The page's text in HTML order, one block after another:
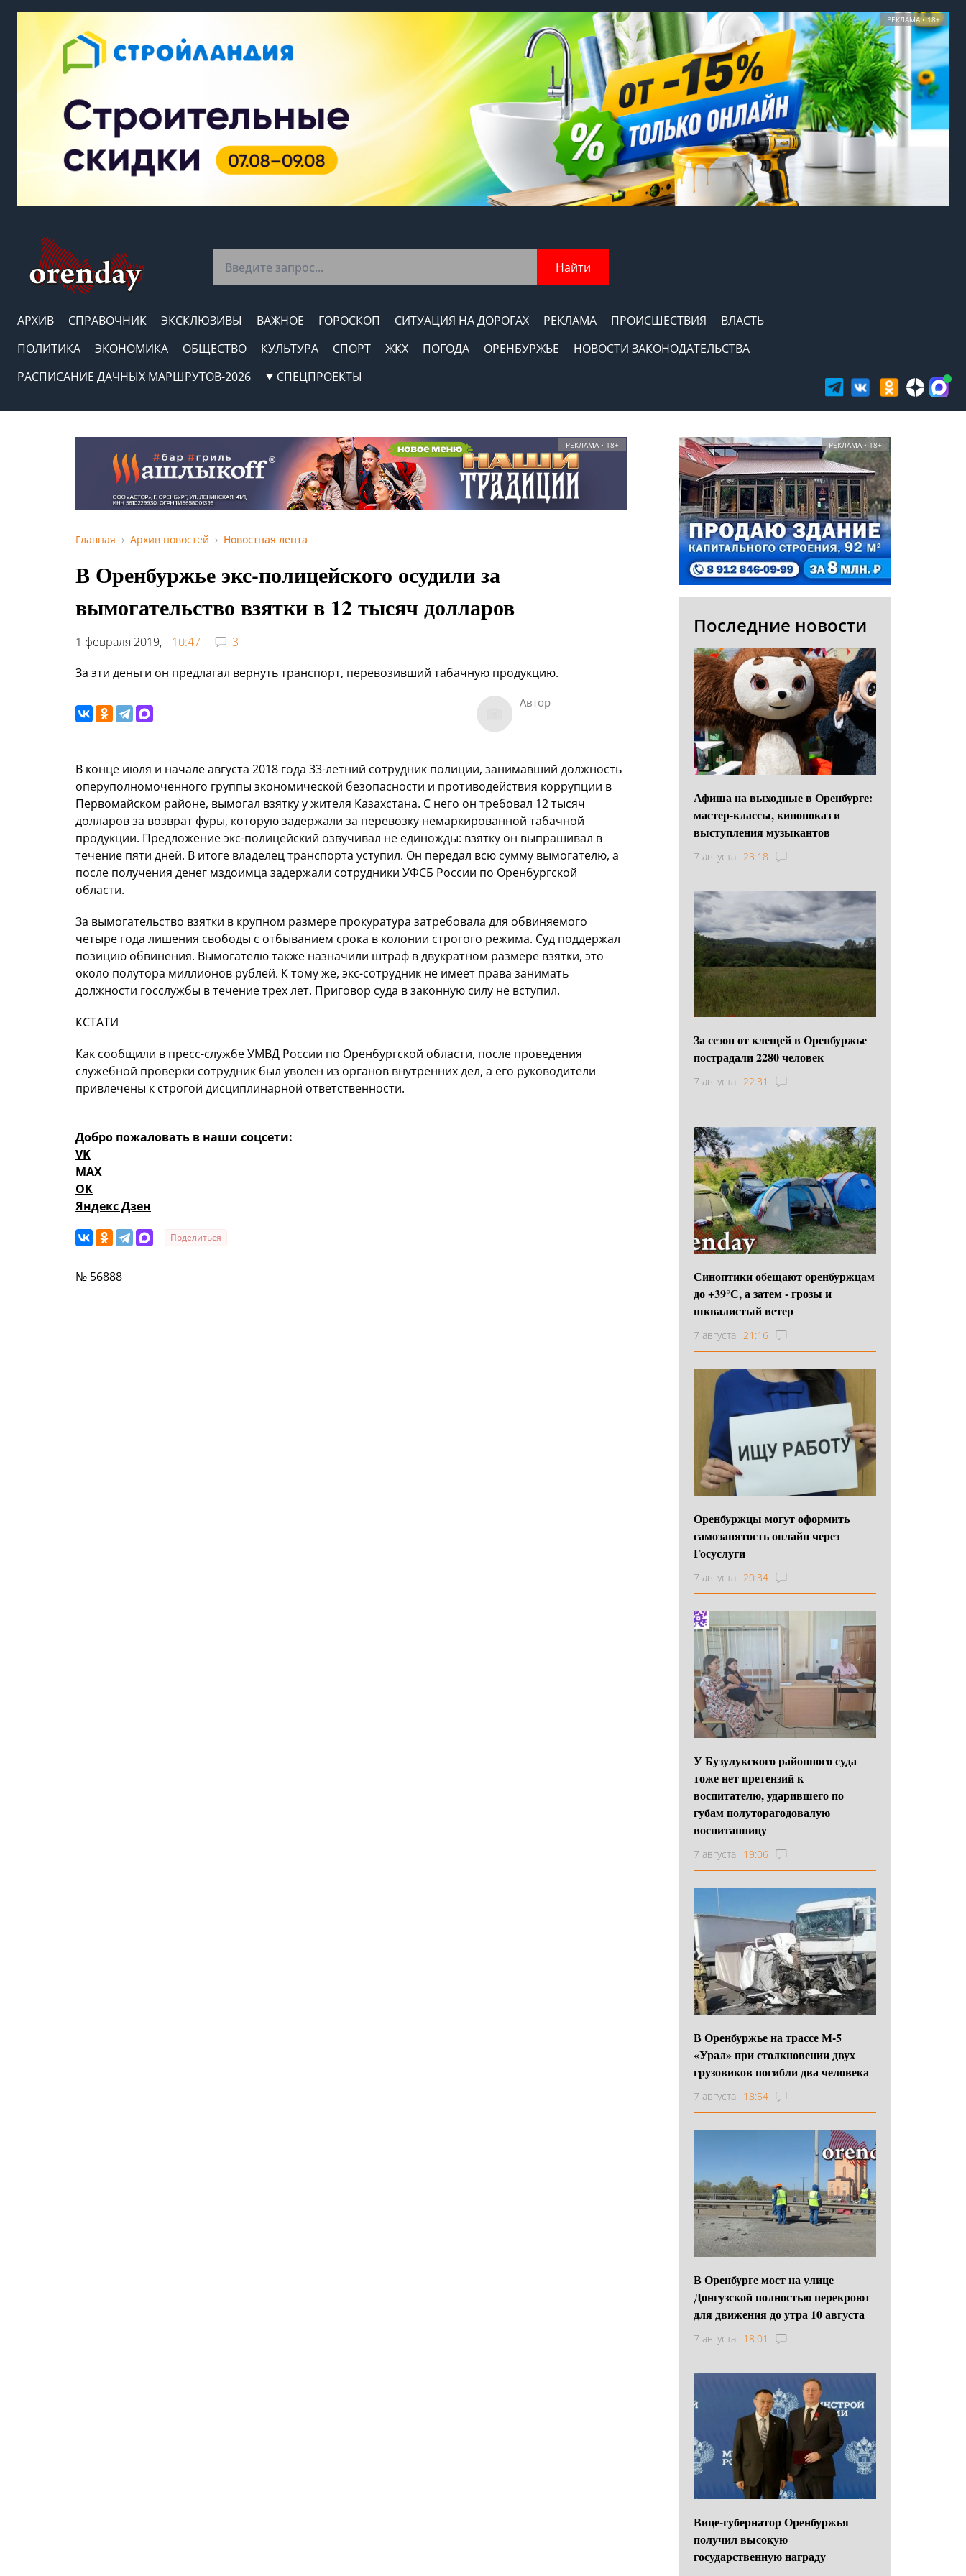
РЕКЛАМА • 18+
Найти
АРХИВ СПРАВОЧНИК ЭКСКЛЮЗИВЫ ВАЖНОЕ ГОРОСКОП СИТУАЦИЯ НА ДОРОГАХ РЕКЛАМА ПРОИСШЕСТВИЯ
ВЛАСТЬ
ПОЛИТИКА
ЭКОНОМИКА ОБЩЕСТВО КУЛЬТУРА СПОРТ ЖКХ ПОГОДА ОРЕНБУРЖЬЕ
НОВОСТИ ЗАКОНОДАТЕЛЬСТВА
РАСПИСАНИЕ ДАЧНЫХ МАРШРУТОВ-2026
СПЕЦПРОЕКТЫ
РЕКЛАМА • 18+
Главная Архив новостей Новостная лента
В Оренбуржье экс-полицейского осудили за
вымогательство взятки в 12 тысяч долларов
1 февраля 2019, 10:47
3
За эти деньги он предлагал вернуть транспорт, перевозивший табачную продукцию.
Автор
В конце июля и начале августа 2018 года 33-летний сотрудник полиции, занимавший должность
оперуполномоченного группы экономической безопасности и противодействия коррупции в
Первомайском районе, вымогал взятку у жителя Казахстана. С него он требовал 12 тысяч
долларов за возврат фуры, которую задержали за перевозку немаркированной табачной
продукции. Предложение экс-полицейский озвучивал не единожды: взятку он выпрашивал в
течение пяти дней. В итоге владелец транспорта уступил. Он передал всю сумму вымогателю, а
после получения денег мздоимца задержали сотрудники УФСБ России по Оренбургской
области.
За вымогательство взятки в крупном размере прокуратура затребовала для обвиняемого
четыре года лишения свободы с отбыванием срока в колонии строгого режима. Суд поддержал
позицию обвинения. Вымогателю также назначили штраф в двукратном размере взятки, это
около полутора миллионов рублей. К тому же, экс-сотрудник не имеет права занимать
должности госслужбы в течение трех лет. Приговор суда в законную силу не вступил.
КСТАТИ
Как сообщили в пресс-службе УМВД России по Оренбургской области, после проведения
служебной проверки сотрудник был уволен из органов внутренних дел, а его руководители
привлечены к строгой дисциплинарной ответственности.
Добро пожаловать в наши соцсети:
VK
MAX
OK
Яндекс Дзен
Поделиться
№ 56888
РЕКЛАМА • 18+
Последние новости
Афиша на выходные в Оренбурге:
мастер-классы, кинопоказ и
выступления музыкантов
7 августа 23:18
За сезон от клещей в Оренбуржье
пострадали 2280 человек
7 августа 22:31
Синоптики обещают оренбуржцам
до +39°С, а затем - грозы и
шквалистый ветер
7 августа 21:16
Оренбуржцы могут оформить
самозанятость онлайн через
Госуслуги
7 августа 20:34
У Бузулукского районного суда
тоже нет претензий к
воспитателю, ударившего по
губам полуторагодовалую
воспитанницу
7 августа 19:06
В Оренбуржье на трассе М-5
«Урал» при столкновении двух
грузовиков погибли два человека
7 августа 18:54
В Оренбурге мост на улице
Донгузской полностью перекроют
для движения до утра 10 августа
7 августа 18:01
Вице-губернатор Оренбуржья
получил высокую
государственную награду